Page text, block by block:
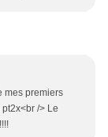
mes premiers
/> Le